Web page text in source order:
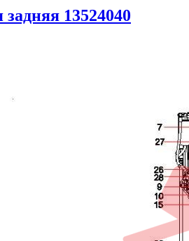
13524040